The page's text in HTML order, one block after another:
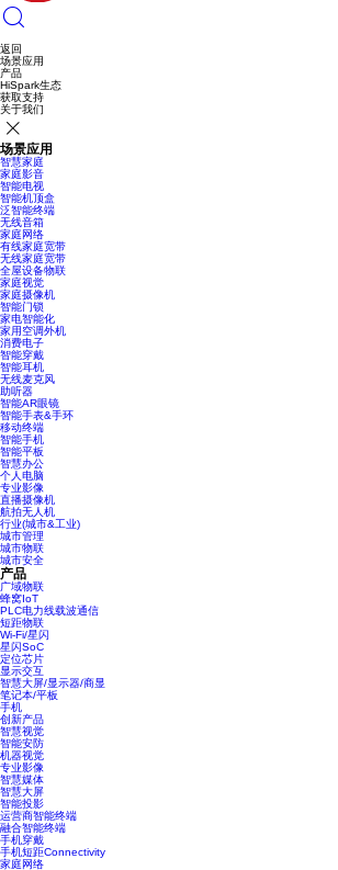
返回
场景应用
产品
HiSpark生态
获取支持
关于我们
场景应用
智慧家庭
家庭影音
智能电视
智能机顶盒
泛智能终端
无线音箱
家庭网络
有线家庭宽带
无线家庭宽带
全屋设备物联
家庭视觉
家庭摄像机
智能门锁
家电智能化
家用空调外机
消费电子
智能穿戴
智能耳机
无线麦克风
助听器
智能AR眼镜
智能手表&手环
移动终端
智能手机
智能平板
智慧办公
个人电脑
专业影像
直播摄像机
航拍无人机
行业(城市&工业)
城市管理
城市物联
城市安全
产品
广域物联
蜂窝IoT
PLC电力线载波通信
短距物联
Wi-Fi/星闪
星闪SoC
定位芯片
显示交互
智慧大屏/显示器/商显
笔记本/平板
手机
创新产品
智慧视觉
智能安防
机器视觉
专业影像
智慧媒体
智慧大屏
智能投影
运营商智能终端
融合智能终端
手机穿戴
手机短距Connectivity
家庭网络